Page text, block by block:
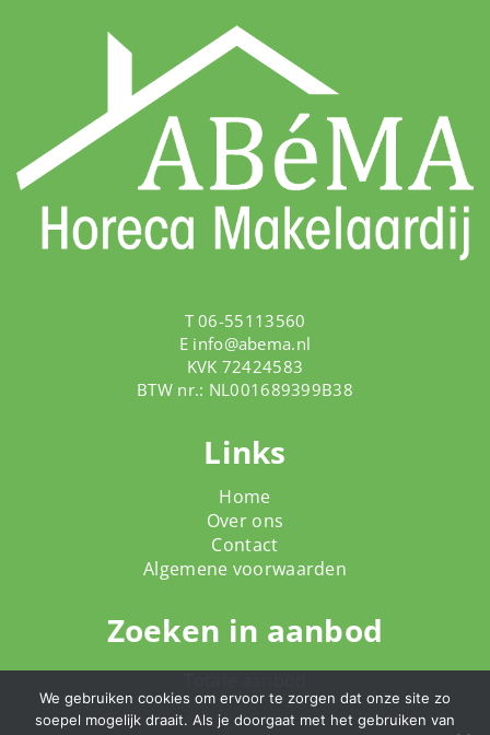
T 06-55113560
E info@abema.nl
KVK 72424583
BTW nr.: NL001689399B38
Links
Home
Over ons
Contact
Algemene voorwaarden
Zoeken in aanbod
We gebruiken cookies om ervoor te zorgen dat onze site zo
soepel mogelijk draait. Als je doorgaat met het gebruiken van